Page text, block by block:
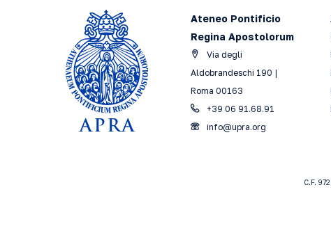
Ateneo Pontificio
Regina Apostolorum
Via degli
Aldobrandeschi 190 |
Roma 00163
+39 06 91.68.91
info@upra.org
C.F.